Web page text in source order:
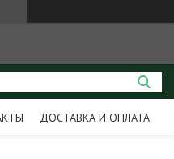
ДОСТАВКА И ОПЛАТА